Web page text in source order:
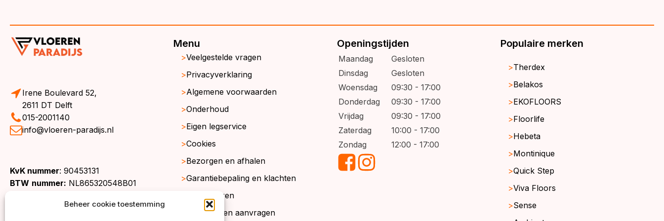
Beheer cookie toestemming
Irene Boulevard 52,
2611 DT Delft
015-2001140
info@vloeren-paradijs.nl
KvK nummer: 90453131
BTW nummer: NL865320548B01
Menu
Veelgestelde vragen
Privacyverklaring
Algemene voorwaarden
Onderhoud
Eigen legservice
Cookies
Bezorgen en afhalen
Garantiebepaling en klachten
Retourneren
Gratis stalen aanvragen
Openingstijden
Maandag
Gesloten
Dinsdag
Gesloten
Woensdag
09:30 - 17:00
Donderdag
09:30 - 17:00
Vrijdag
09:30 - 17:00
Zaterdag
10:00 - 17:00
Zondag
12:00 - 17:00
Populaire merken
Therdex
Belakos
EKOFLOORS
Floorlife
Hebeta
Montinique
Quick Step
Viva Floors
Sense